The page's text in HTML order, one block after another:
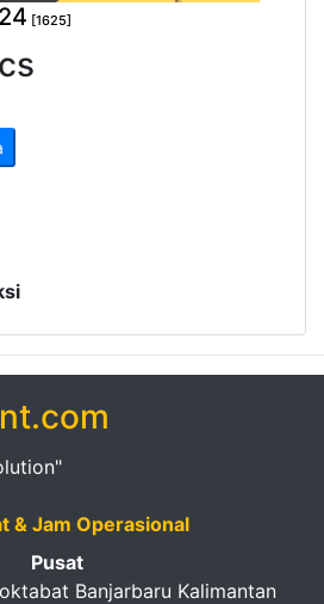
[1625]
& Jam Operasional
Pusat
Banjarbaru Kalimantan